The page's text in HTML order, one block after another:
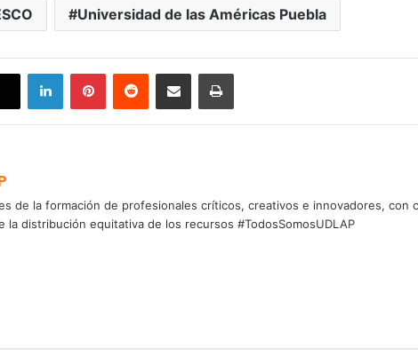
Universidad de las Américas Puebla
LinkedInPinterestReddit Share via Email Print
de la formación de profesionales críticos, creativos e innovadores, con
la distribución equitativa de los recursos #TodosSomosUDLAP